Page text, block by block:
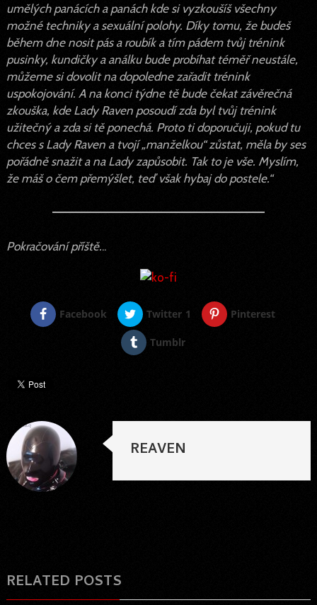
umělých panácích a panách kde si vyzkoušíš všechny
možné techniky a sexuální polohy. Díky tomu, že budeš
během dne nosit pás a roubík a tím pádem tvůj trénink
pusinky, kundičky a análku bude probíhat téměř neustále,
můžeme si dovolit na dopoledne zařadit trénink
uspokojování. A na konci týdne tě bude čekat závěrečná
zkouška, kde Lady Raven posoudí zda byl tvůj trénink
užitečný a zda si tě ponechá. Proto ti doporučuji, pokud tu
chces s Lady Raven a tvojí „manželkou“ zůstat, měla by ses
pořádně snažit a na Lady zapůsobit. Tak to je vše. Myslím,
že máš o čem přemýšlet, teď však hybaj do postele.“
Pokračování příště...
Facebook Twitter 1 Pinterest
Tumblr
REAVEN
RELATED POSTS